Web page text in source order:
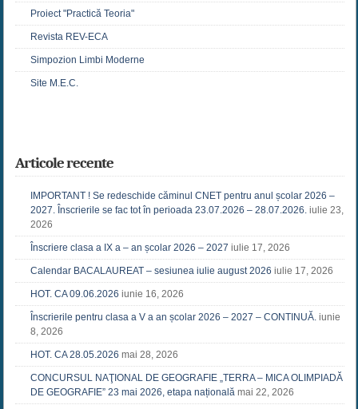
Proiect "Practică Teoria"
Revista REV-ECA
Simpozion Limbi Moderne
Site M.E.C.
Articole recente
IMPORTANT ! Se redeschide căminul CNET pentru anul școlar 2026 –
2027. Înscrierile se fac tot în perioada 23.07.2026 – 28.07.2026. iulie 23,
2026
Înscriere clasa a IX a – an școlar 2026 – 2027 iulie 17, 2026
Calendar BACALAUREAT – sesiunea iulie august 2026 iulie 17, 2026
HOT. CA 09.06.2026 iunie 16, 2026
Înscrierile pentru clasa a V a an școlar 2026 – 2027 – CONTINUĂ. iunie
8, 2026
HOT. CA 28.05.2026 mai 28, 2026
CONCURSUL NAŢIONAL DE GEOGRAFIE „TERRA – MICA OLIMPIADĂ
DE GEOGRAFIE” 23 mai 2026, etapa națională mai 22, 2026